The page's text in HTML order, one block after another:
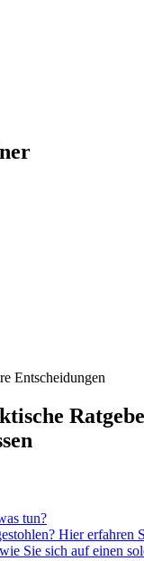
Entscheidungen
tun?
Hier erfahren
Sie sich auf einen